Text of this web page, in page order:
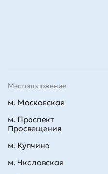
Местоположение
м. Московская
м. Проспект
Просвещения
м. Купчино
м. Чкаловская